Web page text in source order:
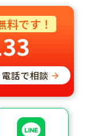
料です！
電話で相談